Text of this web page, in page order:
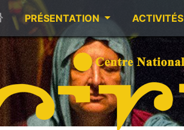
PRÉSENTATION ACTIVITÉS